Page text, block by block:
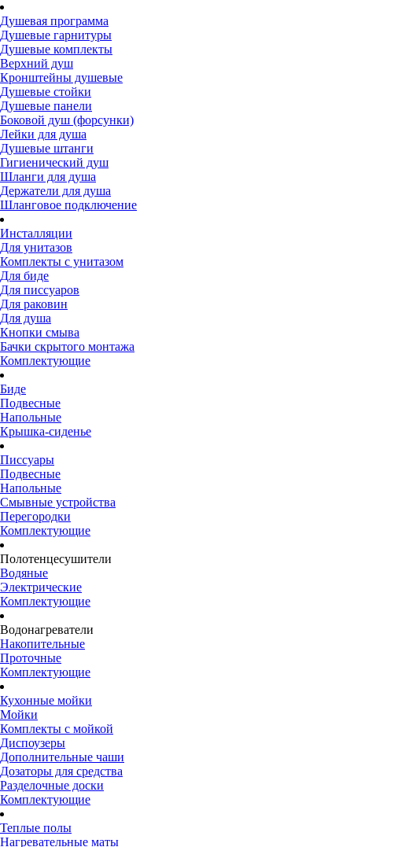
Душевая программа
Душевые гарнитуры
Душевые комплекты
Верхний душ
Кронштейны душевые
Душевые стойки
Душевые панели
Боковой душ (форсунки)
Лейки для душа
Душевые штанги
Гигиенический душ
Шланги для душа
Держатели для душа
Шланговое подключение
Инсталляции
Для унитазов
Комплекты с унитазом
Для биде
Для писсуаров
Для раковин
Для душа
Кнопки смыва
Бачки скрытого монтажа
Комплектующие
Биде
Подвесные
Напольные
Крышка-сиденье
Писсуары
Подвесные
Напольные
Смывные устройства
Перегородки
Комплектующие
Полотенцесушители
Водяные
Электрические
Комплектующие
Водонагреватели
Накопительные
Проточные
Комплектующие
Кухонные мойки
Мойки
Комплекты с мойкой
Диспоузеры
Дополнительные чаши
Дозаторы для средства
Разделочные доски
Комплектующие
Теплые полы
Нагревательные маты